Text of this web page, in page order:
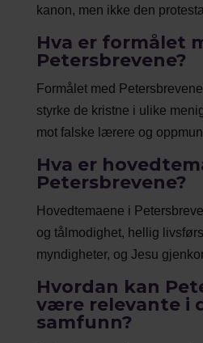
kanon, men ikke den
Hva er formålet
Petersbrevene?
Formålet med
styrke de kristne i ulike
mot falske lærere og
Hva er
Petersbrevene?
Hovedtemaene i
og tålmodighet, hellig
myndigheter, og Jesu
Hvordan kan
være relevante i
samfunn?